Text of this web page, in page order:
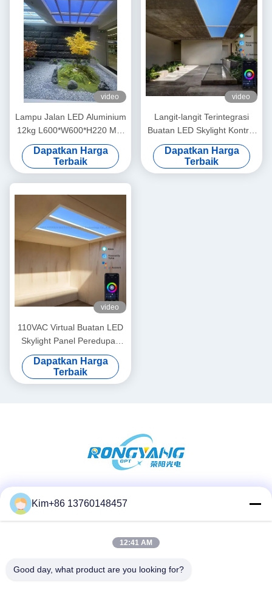
video
Lampu Jalan LED Aluminium
12kg L600*W600*H220 Mm
Ideal untuk Penerangan
Luar Ruangan Hemat Energi
Dapatkan Harga
Terbaik
video
Langit-langit Terintegrasi
Buatan LED Skylight Kontrol
Alexa Tuya Tersembunyi
CCT 6500K
Dapatkan Harga
Terbaik
video
110VAC Virtual Buatan LED
Skylight Panel Peredupan
60x120 CCT 6500K 8000lm
Dapatkan Harga
Terbaik
Media Sosial
Kim+86 13760148457
12:41 AM
Good day, what product are you looking for?